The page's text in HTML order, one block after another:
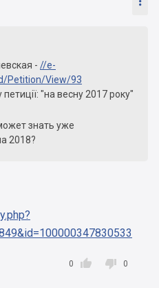
- //e-
Petition/View/93
"на весну 2017 року"
знать уже
2018?

0  0